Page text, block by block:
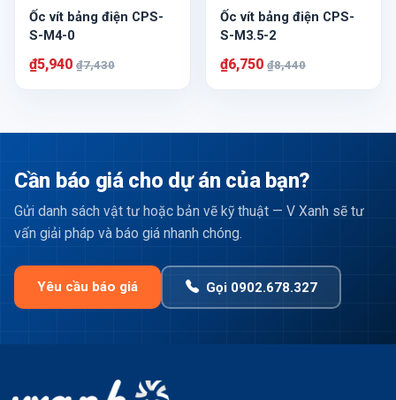
Ốc vít bảng điện CPS-
S-M4-0
₫5,940 ₫7,430
Ốc vít bảng điện CPS-
S-M3.5-2
₫6,750 ₫8,440
Cần báo giá cho dự án của bạn?
Gửi danh sách vật tư hoặc bản vẽ kỹ thuật — V Xanh sẽ tư
vấn giải pháp và báo giá nhanh chóng.
Yêu cầu báo giá Gọi 0902.678.327